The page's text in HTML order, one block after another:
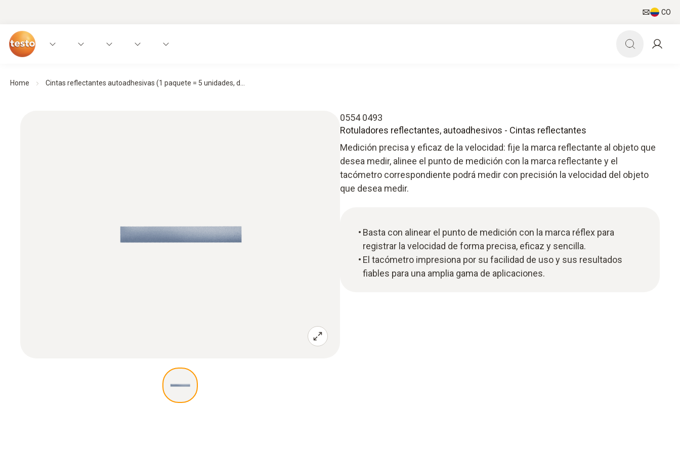
CO
Home Cintas reflectantes autoadhesivas (1 paquete = 5 unidades, d...
0554 0493
Rotuladores reflectantes, autoadhesivos - Cintas reflectantes
Medición precisa y eficaz de la velocidad: fije la marca reflectante al objeto que
desea medir, alinee el punto de medición con la marca reflectante y el
tacómetro correspondiente podrá medir con precisión la velocidad del objeto
que desea medir.
Basta con alinear el punto de medición con la marca réflex para
registrar la velocidad de forma precisa, eficaz y sencilla.
El tacómetro impresiona por su facilidad de uso y sus resultados
fiables para una amplia gama de aplicaciones.